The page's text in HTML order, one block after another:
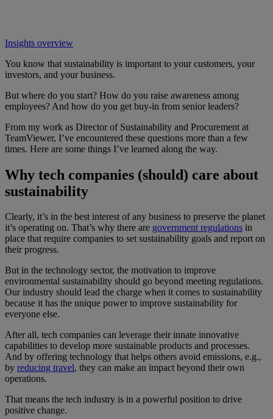
Insights overview
You know that sustainability is important to your customers, your
investors, and your business.
But where do you start? How do you raise awareness among
employees? And how do you get buy-in from senior leaders?
From my work as Director of Sustainability and Procurement at
TeamViewer, I’ve encountered these questions more than a few
times. Here are some things I’ve learned along the way.
Why tech companies (should) care about
sustainability
Clearly, it’s in the best interest of any business to preserve the planet
it’s operating on. That’s why there are government regulations in
place that require companies to set sustainability goals and report on
their progress.
But in the technology sector, the motivation to improve
environmental sustainability should go beyond meeting regulations.
Our industry should lead the charge when it comes to sustainability
because it has the unique power to improve sustainability for
everyone else.
After all, tech companies can leverage their innate innovative
capabilities to develop more sustainable products and processes.
And by offering technology that helps others avoid emissions, e.g.,
by reducing travel, they can make an impact beyond their own
operations.
That means the tech industry is in a powerful position to drive
positive change.